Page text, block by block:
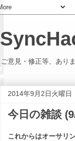
ご意見・修正等、あり
2014年9月2日火曜日
今日の雑談
これからはオーサリ